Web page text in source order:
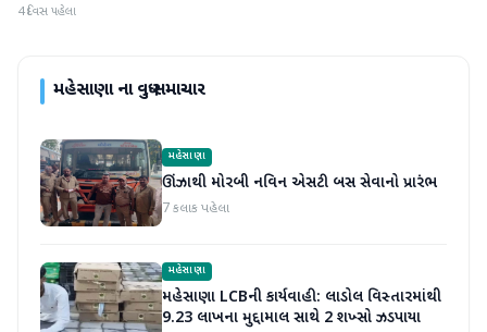
4 દિવસ પહેલા
મહેસાણાના વધુ સમાચાર
મહેસાણા
ઊંઝાથી મોરબી નવિન એસટી બસ સેવાનો પ્રારંભ
7 કલાક પહેલા
મહેસાણા
મહેસાણા LCBની કાર્યવાહી: લાડોલ વિસ્તારમાંથી
9.23 લાખના મુદ્દામાલ સાથે 2 શખ્સો ઝડપાયા